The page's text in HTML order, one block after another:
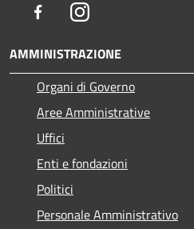
FacebookInstagram
AMMINISTRAZIONE
Organi di Governo
Aree Amministrative
Uffici
Enti e fondazioni
Politici
Personale Amministrativo